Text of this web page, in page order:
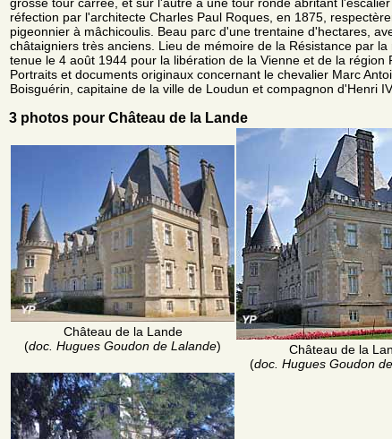
réfection par l'architecte Charles Paul Roques, en 1875,
pigeonnier à mâchicoulis. Beau parc d'une trentaine d'hectares,
châtaigniers très anciens. Lieu de mémoire de la Résistance par
tenue le 4 août 1944 pour la libération de la Vienne et de la région
Portraits et documents originaux concernant le chevalier Marc
Boisguérin, capitaine de la ville de Loudun et compagnon d'Henri
3 photos pour Château de la Lande
Château de la Lande
(doc. Hugues Goudon de Lalande)
Château de la
(doc. Hugues Goudon